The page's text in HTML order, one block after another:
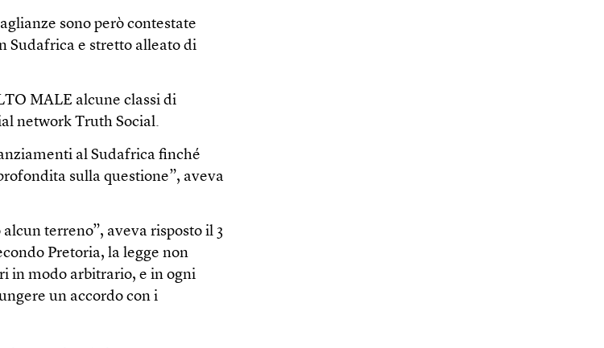
sono però contestate
Sudafrica e stretto alleato di
MALE alcune classi di
network Truth Social.
al Sudafrica finché
sulla questione”, aveva
terreno”, aveva risposto il 3
Pretoria, la legge non
in modo arbitrario, e in ogni
un accordo con i